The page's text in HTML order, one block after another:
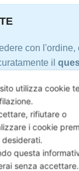
con l'ordine,
il
le sue parti.
è sottoposto a
su
caso in cui il
presenti
oppure nel
utilizza cookie
rifiutare o
i cookie
questa
senza accettare.